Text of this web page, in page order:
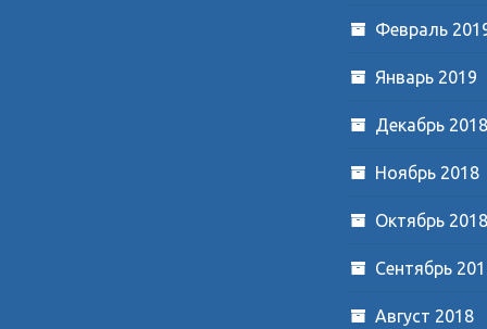
Февраль
Январь 2019
Декабрь 2018
Ноябрь 2018
Октябрь 2018
Сентябрь
Август 2018